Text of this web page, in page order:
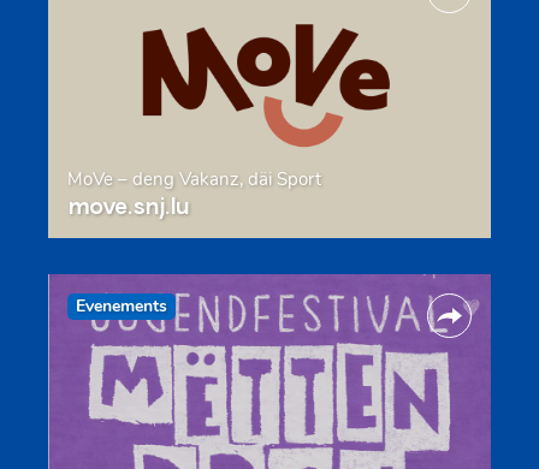
MoVe – deng Vakanz, däi Sport
move.snj.lu
Evenements